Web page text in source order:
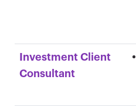
Investment Client
Consultant